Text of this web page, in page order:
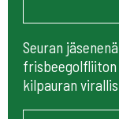
Seuran
frisbeegolfliiton
kilpauran